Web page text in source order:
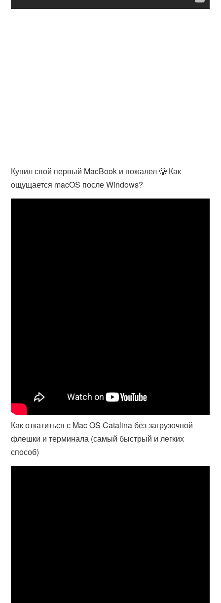
Купил свой первый MacBook и пожалел 🥲 Как
ощущается macOS после Windows?
Как откатиться с Mac OS Catalina без загрузочной
флешки и терминала (самый быстрый и легких
способ)